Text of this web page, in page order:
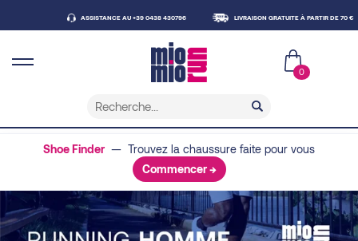
ASSISTANCE AU +39 0438 430796 LIVRAISON GRATUITE À PARTIR DE 70 €
0
Shoe Finder — Trouvez la chaussure faite pour vous
Commencer →